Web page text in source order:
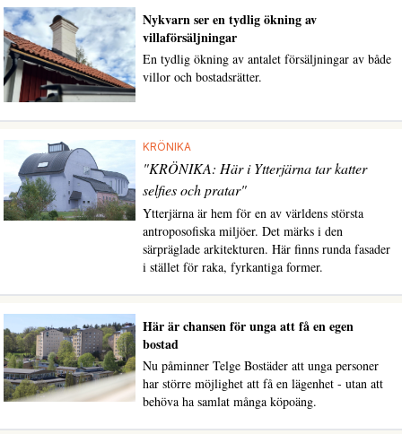
Nykvarn ser en tydlig ökning av
villaförsäljningar
En tydlig ökning av antalet försäljningar av både
villor och bostadsrätter.
KRÖNIKA
"KRÖNIKA: Här i Ytterjärna tar katter
selfies och pratar"
Ytterjärna är hem för en av världens största
antroposofiska miljöer. Det märks i den
särpräglade arkitekturen. Här finns runda fasader
i stället för raka, fyrkantiga former.
Här är chansen för unga att få en egen
bostad
Nu påminner Telge Bostäder att unga personer
har större möjlighet att få en lägenhet - utan att
behöva ha samlat många köpoäng.